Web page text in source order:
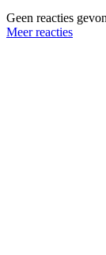
Geen reacties
Meer reacties